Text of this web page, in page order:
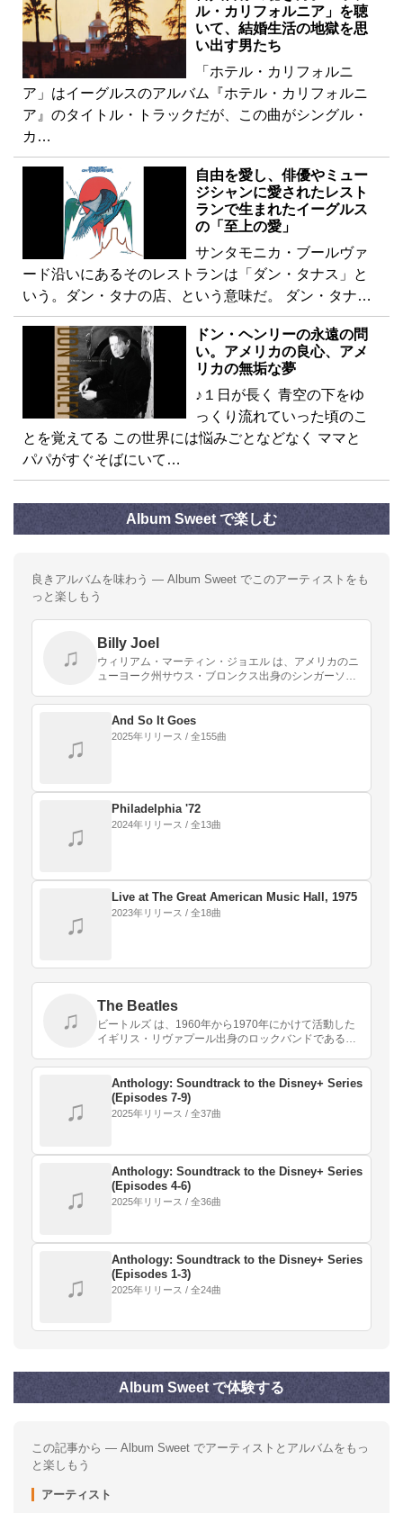
ル・カリフォルニア」を聴
いて、結婚生活の地獄を思
い出す男たち
「ホテル・カリフォルニ
ア」はイーグルスのアルバム『ホテル・カリフォルニ
ア』のタイトル・トラックだが、この曲がシングル・
カ…
自由を愛し、俳優やミュー
ジシャンに愛されたレスト
ランで生まれたイーグルス
の「至上の愛」
サンタモニカ・ブールヴァ
ード沿いにあるそのレストランは「ダン・タナス」と
いう。ダン・タナの店、という意味だ。 ダン・タナ…
ドン・ヘンリーの永遠の問
い。アメリカの良心、アメ
リカの無垢な夢
♪１日が長く 青空の下をゆ
っくり流れていった頃のこ
とを覚えてる この世界には悩みごとなどなく ママと
パパがすぐそばにいて…
Album Sweet で楽しむ
良きアルバムを味わう — Album Sweet でこのアーティストをも
っと楽しもう
♫
Billy Joel
ウィリアム・マーティン・ジョエル は、アメリカのニ
ューヨーク州サウス・ブロンクス出身のシンガーソン
ロディと、都会的なアダルト・コンテンポラリー・サ
ウンド…
♫
And So It Goes
2025年リリース / 全155曲
♫
Philadelphia '72
2024年リリース / 全13曲
♫
Live at The Great American Music Hall, 1975
2023年リリース / 全18曲
♫
The Beatles
ビートルズ は、1960年から1970年にかけて活動した
イギリス・リヴァプール出身のロックバンドである。
♫
Anthology: Soundtrack to the Disney+ Series
(Episodes 7-9)
2025年リリース / 全37曲
♫
Anthology: Soundtrack to the Disney+ Series
(Episodes 4-6)
2025年リリース / 全36曲
♫
Anthology: Soundtrack to the Disney+ Series
(Episodes 1-3)
2025年リリース / 全24曲
Album Sweet で体験する
この記事から — Album Sweet でアーティストとアルバムをもっ
と楽しもう
アーティスト